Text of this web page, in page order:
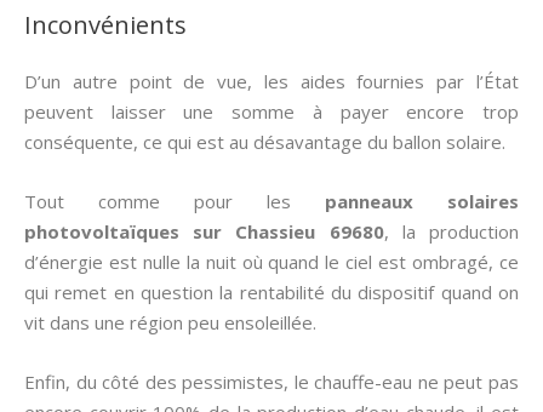
Inconvénients
D’un autre point de vue, les aides fournies par l’État
peuvent laisser une somme à payer encore trop
conséquente, ce qui est au désavantage du ballon solaire.
Tout comme pour les panneaux solaires
photovoltaïques sur Chassieu 69680, la production
d’énergie est nulle la nuit où quand le ciel est ombragé, ce
qui remet en question la rentabilité du dispositif quand on
vit dans une région peu ensoleillée.
Enfin, du côté des pessimistes, le chauffe-eau ne peut pas